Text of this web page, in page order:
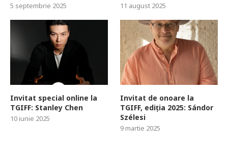
5 septembrie 2025 11 august 2025
Invitat special online la
TGIFF: Stanley Chen
10 iunie 2025
Invitat de onoare la
TGIFF, ediția 2025: Sándor
Szélesi
9 martie 2025